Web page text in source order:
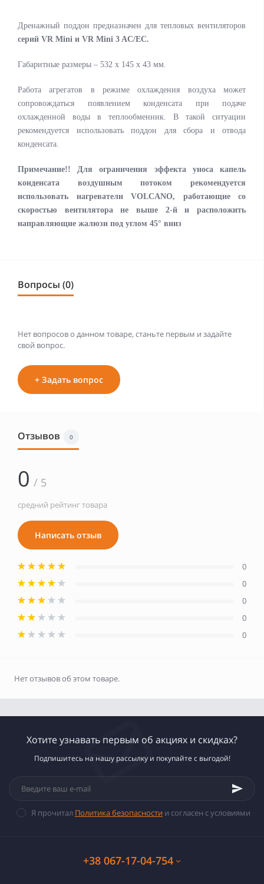
Дренажный поддон предназначен для тепловых вентиляторов
серий VR Mini и VR Mini 3 AC/EC.
Габаритные размеры – 532 х 145 х 43 мм.
Работа агрегатов в режиме охлаждения воздуха может
сопровождаться появлением конденсата при подаче
охлажденной воды в теплообменник. В такой ситуации
рекомендуется использовать поддон для сбора и отвода
конденсата.
Примечание!! Для ограничения эффекта уноса капель
конденсата воздушным потоком рекомендуется
использовать нагреватели VOLCANO, работающие со
скоростью вентилятора не выше 2-й и расположить
направляющие жалюзи под углом 45° вниз
Вопросы (0)
Нет вопросов о данном товаре, станьте первым и задайте
свой вопрос.
+ Задать вопрос
Отзывов 0
0 / 5
средний рейтинг товара
Написать отзыв
0
0
0
0
0
Нет отзывов об этом товаре.
Хотите узнавать первым об акциях и скидках?
Подпишитесь на нашу рассылку и покупайте с выгодой!
Я прочитал Политика безопасности и согласен с условиями
+38 067-17-04-754